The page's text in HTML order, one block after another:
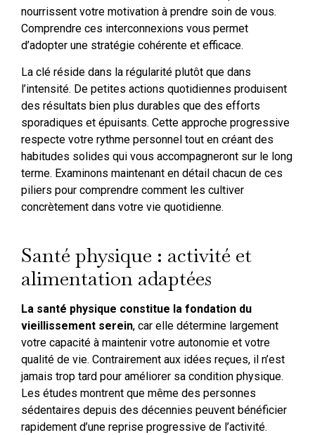
nourrissent votre motivation à prendre soin de vous.
Comprendre ces interconnexions vous permet
d’adopter une stratégie cohérente et efficace.
La clé réside dans la régularité plutôt que dans
l’intensité. De petites actions quotidiennes produisent
des résultats bien plus durables que des efforts
sporadiques et épuisants. Cette approche progressive
respecte votre rythme personnel tout en créant des
habitudes solides qui vous accompagneront sur le long
terme. Examinons maintenant en détail chacun de ces
piliers pour comprendre comment les cultiver
concrètement dans votre vie quotidienne.
Santé physique : activité et
alimentation adaptées
La santé physique constitue la fondation du
vieillissement serein, car elle détermine largement
votre capacité à maintenir votre autonomie et votre
qualité de vie. Contrairement aux idées reçues, il n’est
jamais trop tard pour améliorer sa condition physique.
Les études montrent que même des personnes
sédentaires depuis des décennies peuvent bénéficier
rapidement d’une reprise progressive de l’activité.